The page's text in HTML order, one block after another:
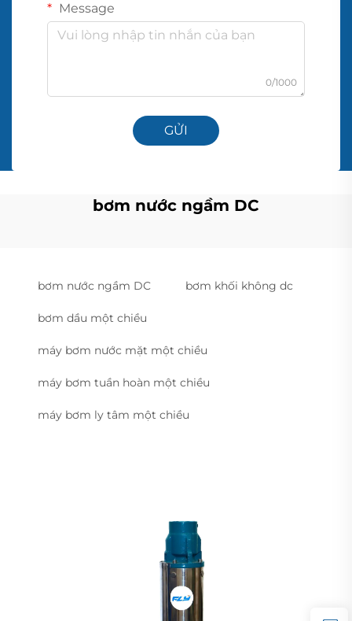
Message
0/1000
GỬI
bơm nước ngầm DC
bơm nước ngầm DC bơm khối không dc
bơm dầu một chiều
máy bơm nước mặt một chiều
máy bơm tuần hoàn một chiều
máy bơm ly tâm một chiều